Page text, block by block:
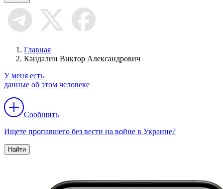
Главная
Кандалин Виктор Александрович
У меня есть
данные об этом человеке
Сообщить
Ищете пропавшего без вести на войне в Украине?
Найти